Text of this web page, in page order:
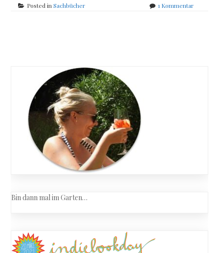
Posted inSachbücher 1 Kommentarzu
navigation
Bin dann mal im Garten…